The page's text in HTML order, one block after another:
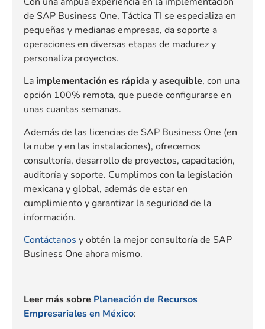
de SAP Business One, Táctica TI se especializa en
pequeñas y medianas empresas, da soporte a
operaciones en diversas etapas de madurez y
personaliza proyectos.
La implementación es rápida y asequible, con una
opción 100% remota, que puede configurarse en
unas cuantas semanas.
Además de las licencias de SAP Business One (en
la nube y en las instalaciones), ofrecemos
consultoría, desarrollo de proyectos, capacitación,
auditoría y soporte. Cumplimos con la legislación
mexicana y global, además de estar en
cumplimiento y garantizar la seguridad de la
información.
Contáctanos y obtén la mejor consultoría de SAP
Business One ahora mismo.
Leer más sobre Planeación de Recursos
Empresariales en México: